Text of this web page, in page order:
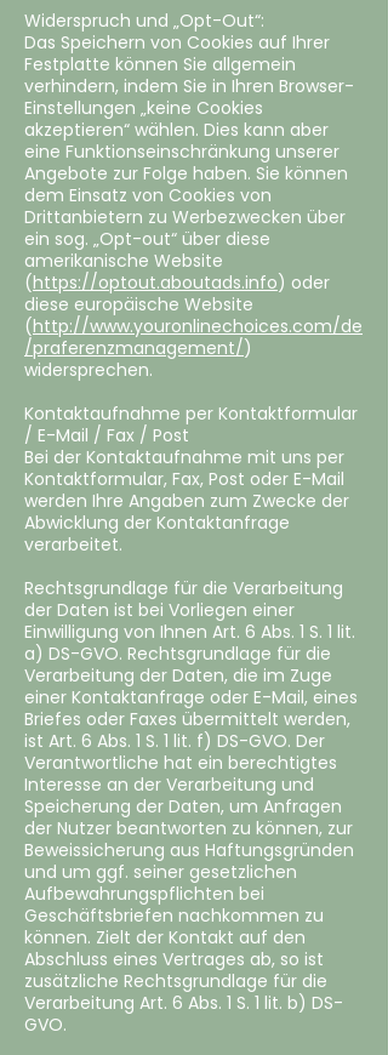
Widerspruch und „Opt-Out“:
Das Speichern von Cookies auf Ihrer
Festplatte können Sie allgemein
verhindern, indem Sie in Ihren Browser-
Einstellungen „keine Cookies
akzeptieren“ wählen. Dies kann aber
eine Funktionseinschränkung unserer
Angebote zur Folge haben. Sie können
dem Einsatz von Cookies von
Drittanbietern zu Werbezwecken über
ein sog. „Opt-out“ über diese
amerikanische Website
(https://optout.aboutads.info) oder
diese europäische Website
(http://www.youronlinechoices.com/de
/praferenzmanagement/)
widersprechen.
Kontaktaufnahme per Kontaktformular
/ E-Mail / Fax / Post
‍Bei der Kontaktaufnahme mit uns per
Kontaktformular, Fax, Post oder E-Mail
werden Ihre Angaben zum Zwecke der
Abwicklung der Kontaktanfrage
verarbeitet.
Rechtsgrundlage für die Verarbeitung
der Daten ist bei Vorliegen einer
Einwilligung von Ihnen Art. 6 Abs. 1 S. 1 lit.
a) DS-GVO. Rechtsgrundlage für die
Verarbeitung der Daten, die im Zuge
einer Kontaktanfrage oder E-Mail, eines
Briefes oder Faxes übermittelt werden,
ist Art. 6 Abs. 1 S. 1 lit. f) DS-GVO. Der
Verantwortliche hat ein berechtigtes
Interesse an der Verarbeitung und
Speicherung der Daten, um Anfragen
der Nutzer beantworten zu können, zur
Beweissicherung aus Haftungsgründen
und um ggf. seiner gesetzlichen
Aufbewahrungspflichten bei
Geschäftsbriefen nachkommen zu
können. Zielt der Kontakt auf den
Abschluss eines Vertrages ab, so ist
zusätzliche Rechtsgrundlage für die
Verarbeitung Art. 6 Abs. 1 S. 1 lit. b) DS-
GVO.